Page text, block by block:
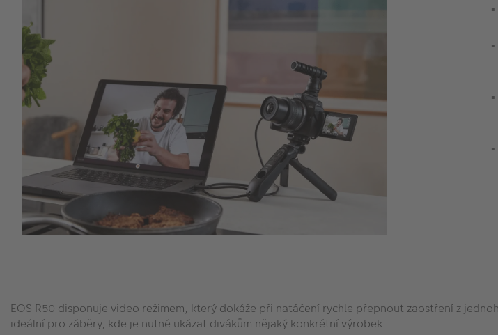
EOS R50 disponuje video režimem, který dokáže při natáčení rychle přepnout zaostření z
ideální pro záběry, kde je nutné ukázat divákům nějaký konkrétní výrobek.